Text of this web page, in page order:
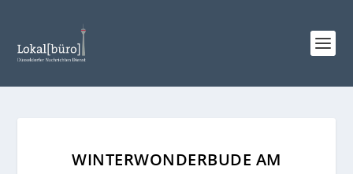
WINTERWONDERBUDE AM